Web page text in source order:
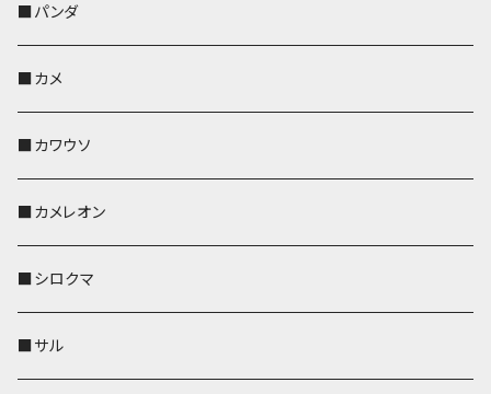
靴下・ミニタオル
財布
その他
ペンホルダー
財布
靴下・ミニタオル
その他
レザートレイ
ペンホルダー
財布
靴下・ミニタオル
その他
レザートレイ
ペンホルダー
ペットボトルホルダー
スマホケース
財布
靴下・ミニタオル
AppleWatchバンド
レザートレイ
ペンホルダー
靴下・ミニタオル
財布
その他
帆布・デニム
KONBU
ポーチ
AppleWatchバンド
ペンホルダー
レザートレイ
財布
靴下・ミニタオル
ポーチ
ポシェット・バッグ
帆布・デニム
KONBU
コインケース
AppleWatchバンド
ペットボトルホルダー
ペンホルダー
コインケース
レザートレイ
ペンホルダー
ペットボトルホルダー
AppleWatchバンド
財布
レザートレイ
ペンホルダー
ペットボトルホルダー
キーケース
名刺入れ・カードケース
AppleWatchバンド
メガネケース
レザートレイ
キーケース
ペンホルダー
IDカードケース
ペットボトルホルダー
パスケース
キーケース
コインケース
名刺入れ
AppleWatchバンド
メガネケース
IDカードケース
パスケース
名刺入れ・カードケース
メガネケース
リール付きストラップ
リールのみ
ペットボトルホルダー
パスケース
キーケース
コインケース
メガネケース
名刺入れ
財布
その他
■パンダ
■カメ
■カワウソ
■カメレオン
■シロクマ
■サル